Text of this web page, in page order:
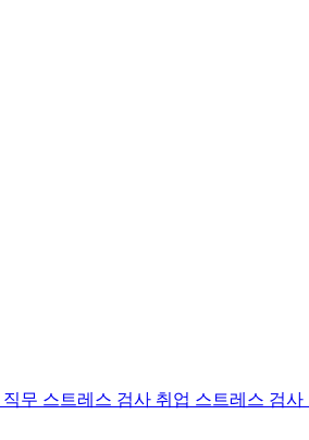
직무 스트레스 검사 취업 스트레스 검사